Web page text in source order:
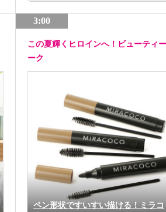
3:00
この夏輝くヒロインへ！ビューティ
ーク
ペン形状ですいすい描ける！ミラコ